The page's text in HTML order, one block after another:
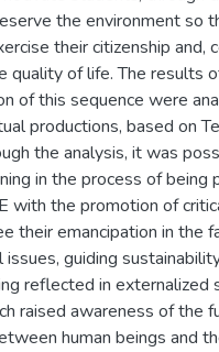
the environment so
their citizenship and,
quality of life. The results
of this sequence were
productions, based on
the analysis, it was
in the process of being
with the promotion of
their emancipation in the
guiding
reflected in externalized
raised awareness of the
human beings and